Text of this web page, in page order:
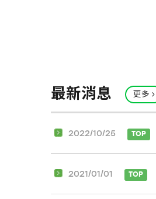
最新消息 更多
2022/10/25 TOP
2021/01/01 TOP